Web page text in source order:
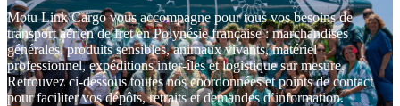
Motu Link Cargo vous accompagne pour tous vos besoins de
transport aérien de fret en Polynésie française : marchandises
générales, produits sensibles, animaux vivants, matériel
professionnel, expéditions inter-îles et logistique sur mesure.
Retrouvez ci‑dessous toutes nos coordonnées et points de contact
pour faciliter vos dépôts, retraits et demandes d’information.